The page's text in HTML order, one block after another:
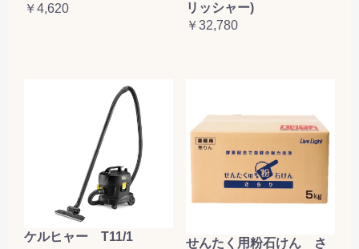
￥4,620
リッシャー)
￥32,780
ケルヒャー T11/1
せんたく用粉石けん さ